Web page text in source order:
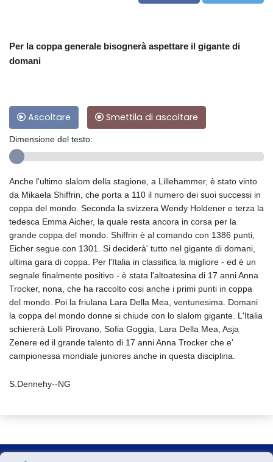
Per la coppa generale bisognerà aspettare il gigante di
domani
Ascoltare Smettila di ascoltare
Dimensione del testo:
Anche l'ultimo slalom della stagione, a Lillehammer, è stato vinto
da Mikaela Shiffrin, che porta a 110 il numero dei suoi successi in
coppa del mondo. Seconda la svizzera Wendy Holdener e terza la
tedesca Emma Aicher, la quale resta ancora in corsa per la
grande coppa del mondo. Shiffrin è al comando con 1386 punti,
Eicher segue con 1301. Si deciderà' tutto nel gigante di domani,
ultima gara di coppa. Per l'Italia in classifica la migliore - ed è un
segnale finalmente positivo - è stata l'altoatesina di 17 anni Anna
Trocker, nona, che ha raccolto cosi anche i primi punti in coppa
del mondo. Poi la friulana Lara Della Mea, ventunesima. Domani
la coppa del mondo donne si chiude con lo slalom gigante. L'Italia
schiererà Lolli Pirovano, Sofia Goggia, Lara Della Mea, Asja
Zenere ed il grande talento di 17 anni Anna Trocker che e'
campionessa mondiale juniores anche in questa disciplina.
S.Dennehy--NG